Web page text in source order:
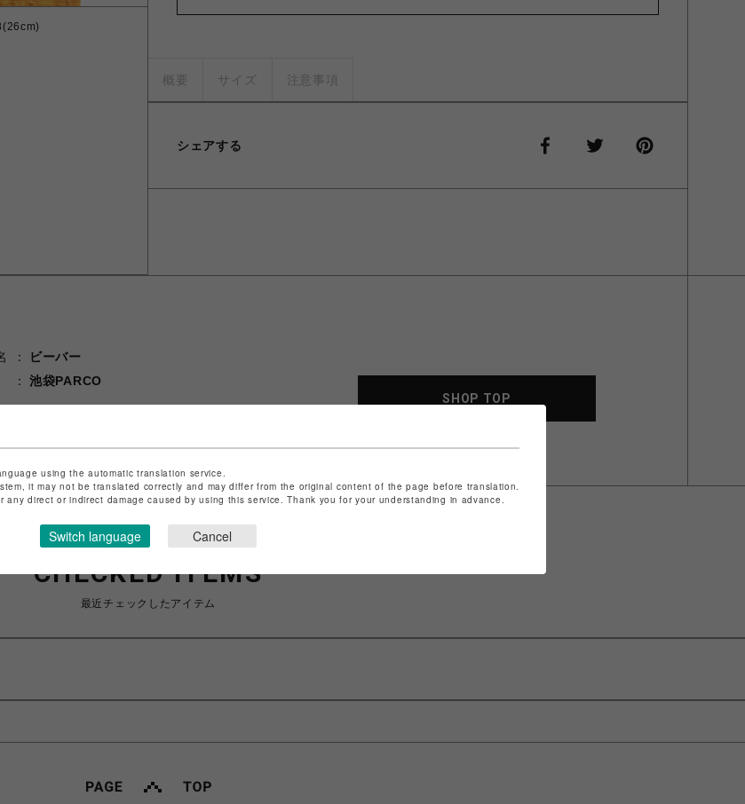
概要 サイズ 注意事項
シェアする
ビーバー
池袋PARCO
問い合わせは
SHOP TOP
CHECKED ITEMS
最近チェックしたアイテム
using the automatic translation service.
it may not be translated correctly and may differ from the original content of the page before translation.
direct or indirect damage caused by using this service. Thank you for your understanding in advance.
Switch language Cancel